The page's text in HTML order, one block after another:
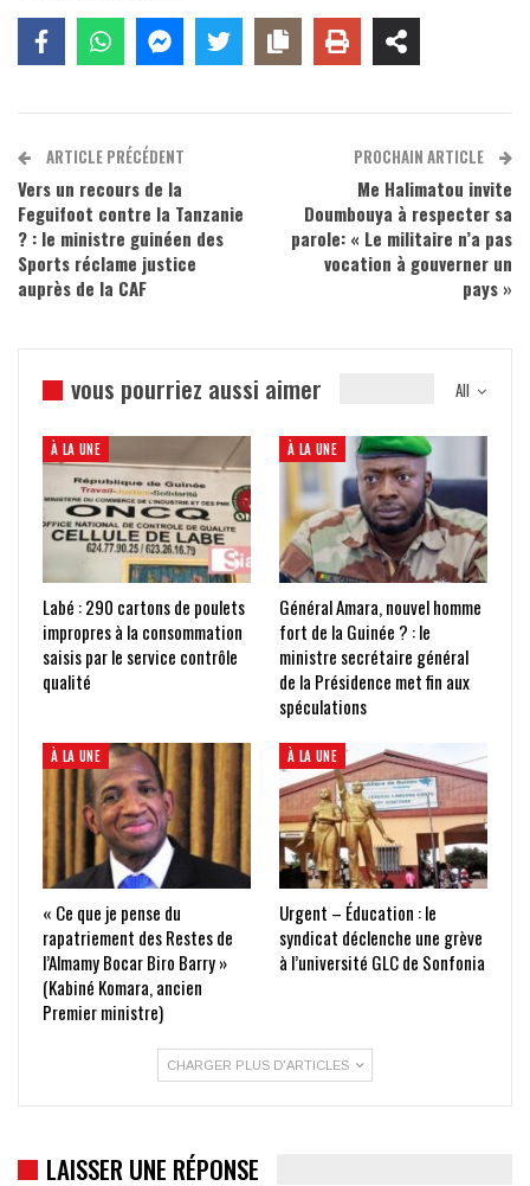
ARTICLE PRÉCÉDENT
Vers un recours de la
Feguifoot contre la Tanzanie
? : le ministre guinéen des
Sports réclame justice
auprès de la CAF
PROCHAIN ARTICLE
Me Halimatou invite
Doumbouya à respecter sa
parole: « Le militaire n’a pas
vocation à gouverner un
pays »
All
vous pourriez aussi aimer
À LA UNE
Labé : 290 cartons de poulets
impropres à la consommation
saisis par le service contrôle
qualité
À LA UNE
Général Amara, nouvel homme
fort de la Guinée ? : le
ministre secrétaire général
de la Présidence met fin aux
spéculations
À LA UNE
« Ce que je pense du
rapatriement des Restes de
l’Almamy Bocar Biro Barry »
(Kabiné Komara, ancien
Premier ministre)
À LA UNE
Urgent – Éducation : le
syndicat déclenche une grève
à l’université GLC de Sonfonia
CHARGER PLUS D'ARTICLES
LAISSER UNE RÉPONSE